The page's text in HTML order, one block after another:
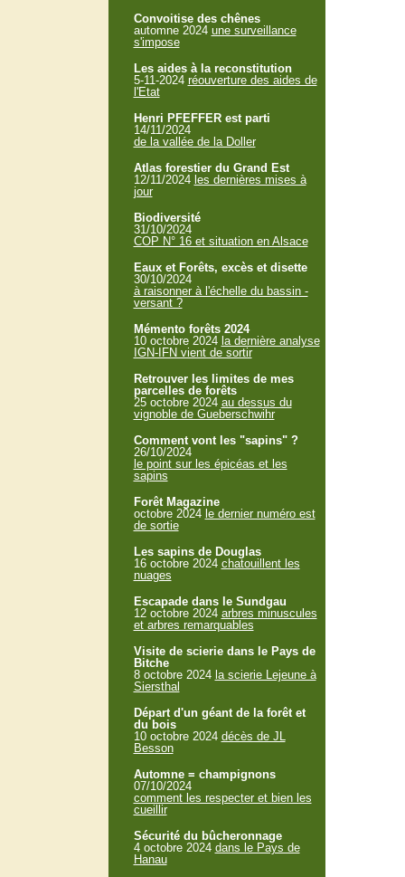
Convoitise des chênes
automne 2024 une surveillance
s'impose
Les aides à la reconstitution
5-11-2024 réouverture des aides de
l'Etat
Henri PFEFFER est parti
14/11/2024
de la vallée de la Doller
Atlas forestier du Grand Est
12/11/2024 les dernières mises à
jour
Biodiversité
31/10/2024
COP N° 16 et situation en Alsace
Eaux et Forêts, excès et disette
30/10/2024
à raisonner à l'échelle du bassin -
versant ?
Mémento forêts 2024
10 octobre 2024 la dernière analyse
IGN-IFN vient de sortir
Retrouver les limites de mes
parcelles de forêts
25 octobre 2024 au dessus du
vignoble de Gueberschwihr
Comment vont les "sapins" ?
26/10/2024
le point sur les épicéas et les
sapins
Forêt Magazine
octobre 2024 le dernier numéro est
de sortie
Les sapins de Douglas
16 octobre 2024 chatouillent les
nuages
Escapade dans le Sundgau
12 octobre 2024 arbres minuscules
et arbres remarquables
Visite de scierie dans le Pays de
Bitche
8 octobre 2024 la scierie Lejeune à
Siersthal
Départ d'un géant de la forêt et
du bois
10 octobre 2024 décès de JL
Besson
Automne = champignons
07/10/2024
comment les respecter et bien les
cueillir
Sécurité du bûcheronnage
4 octobre 2024 dans le Pays de
Hanau